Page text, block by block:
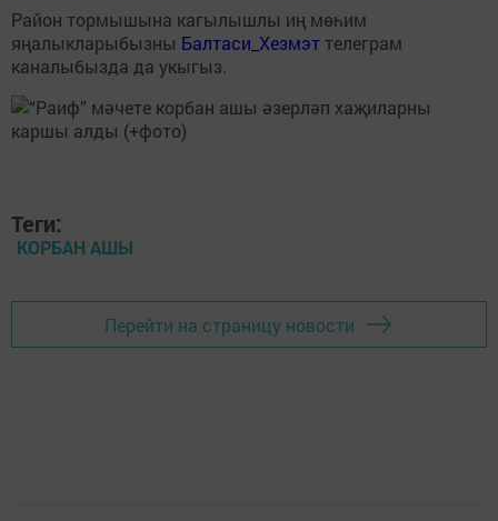
Район тормышына кагылышлы иң мөһим
яңалыкларыбызны Балтаси_Хезмэт телеграм
каналыбызда да укыгыз.
Теги:
КОРБАН АШЫ
Перейти на страницу новости